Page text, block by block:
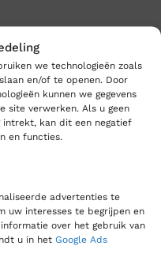
we technologieën zoals
en/of te openen. Door
kunnen we gegevens
site verwerken. Als u geen
intrekt, kan dit een negatief
en functies.
advertenties te
uw interesses te begrijpen en
over het gebruik van
u in het Google Ads